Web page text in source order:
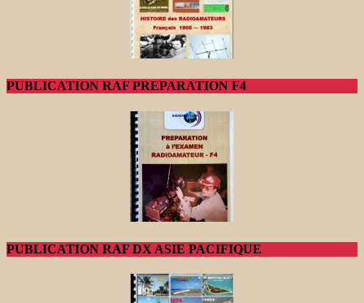
PUBLICATION RAF PREPARATION F4
PUBLICATION RAF DX ASIE PACIFIQUE